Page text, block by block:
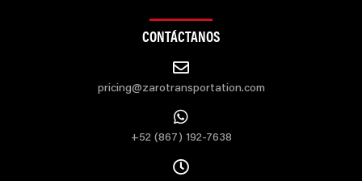
CONTÁCTANOS
pricing@zarotransportation.com
+52 (867) 192-7638